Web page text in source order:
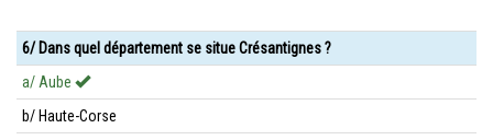
6/ Dans quel département se situe Crésantignes ?
a/ Aube
b/ Haute-Corse